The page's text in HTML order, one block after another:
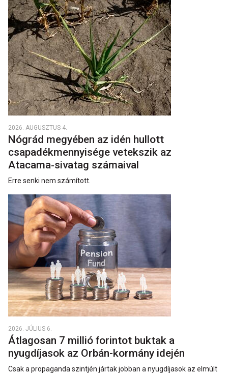
2026. AUGUSZTUS 4.
Nógrád megyében az idén hullott
csapadékmennyisége vetekszik az
Atacama‑sivatag számaival
Erre senki nem számított.
2026. JÚLIUS 6.
Átlagosan 7 millió forintot buktak a
nyugdíjasok az Orbán-kormány idején
Csak a propaganda szintjén jártak jobban a nyugdíjasok az elmúlt